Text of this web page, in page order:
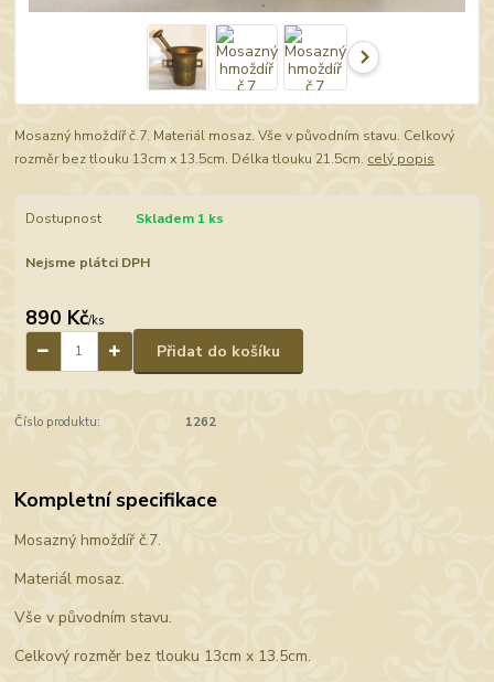
Mosazný hmoždíř č.7. Materiál mosaz. Vše v původním stavu. Celkový
rozměr bez tlouku 13cm x 13.5cm. Délka tlouku 21.5cm. celý popis
Dostupnost Skladem 1 ks
Nejsme plátci DPH
890 Kč/ks
Přidat do košíku
Číslo produktu: 1262
Kompletní specifikace
Mosazný hmoždíř č.7.
Materiál mosaz.
Vše v původním stavu.
Celkový rozměr bez tlouku 13cm x 13.5cm.